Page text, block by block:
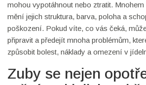
mohou vypotáhnout nebo ztratit.
mění jejich struktura, barva, poloha a
poškození. Pokud víte, co vás čeká,
připravit a předejít mnoha problémům,
způsobit bolest, náklady a omezení v
Zuby se nejen